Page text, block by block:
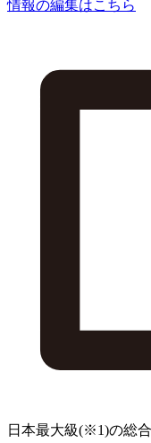
情報の編集はこちら
日本最大級(※1)の総